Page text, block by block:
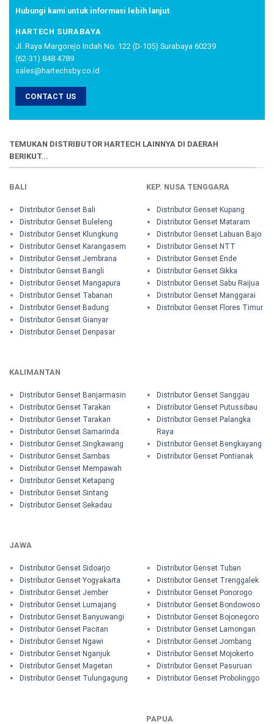
Hubungi kami untuk informasi lebih lanjut
HARTECH SURABAYA
Jl. Raya Margorejo Indah No. 122 (D-105) Surabaya 60239
(62-31) 848 4789
sales@hartechsby.co.id
CONTACT US
TEMUKAN DISTRIBUTOR HARTECH LAINNYA DI DAERAH
BERIKUT...
BALI
Distributor Genset Bali
Distributor Genset Buleleng
Distributor Genset Klungkung
Distributor Genset Karangasem
Distributor Genset Jembrana
Distributor Genset Bangli
Distributor Genset Mangapura
Distributor Genset Tabanan
Distributor Genset Badung
Distributor Genset Gianyar
Distributor Genset Denpasar
KEP. NUSA TENGGARA
Distributor Genset Kupang
Distributor Genset Mataram
Distributor Genset Labuan Bajo
Distributor Genset NTT
Distributor Genset Ende
Distributor Genset Sikka
Distributor Genset Sabu Raijua
Distributor Genset Manggarai
Distributor Genset Flores Timur
KALIMANTAN
Distributor Genset Banjarmasin
Distributor Genset Tarakan
Distributor Genset Tarakan
Distributor Genset Samarinda
Distributor Genset Singkawang
Distributor Genset Sambas
Distributor Genset Mempawah
Distributor Genset Ketapang
Distributor Genset Sintang
Distributor Genset Sekadau
Distributor Genset Sanggau
Distributor Genset Putussibau
Distributor Genset Palangka
Raya
Distributor Genset Bengkayang
Distributor Genset Pontianak
JAWA
Distributor Genset Sidoarjo
Distributor Genset Yogyakarta
Distributor Genset Jember
Distributor Genset Lumajang
Distributor Genset Banyuwangi
Distributor Genset Pacitan
Distributor Genset Ngawi
Distributor Genset Nganjuk
Distributor Genset Magetan
Distributor Genset Tulungagung
Distributor Genset Tuban
Distributor Genset Trenggalek
Distributor Genset Ponorogo
Distributor Genset Bondowoso
Distributor Genset Bojonegoro
Distributor Genset Lamongan
Distributor Genset Jombang
Distributor Genset Mojokerto
Distributor Genset Pasuruan
Distributor Genset Probolinggo
PAPUA